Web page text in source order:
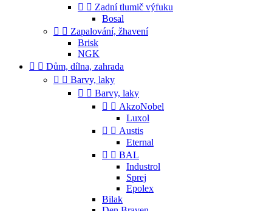
  Zadní tlumič výfuku
Bosal
  Zapalování, žhavení
Brisk
NGK
  Dům, dílna, zahrada
  Barvy, laky
  Barvy, laky
  AkzoNobel
Luxol
  Austis
Eternal
  BAL
Industrol
Sprej
Epolex
Bilak